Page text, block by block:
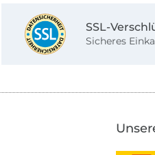
SSL-
Sicheres